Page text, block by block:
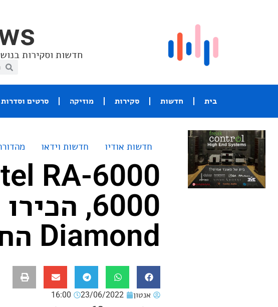
חדשות וסקירות
בית חדשות סקירות מוזיקה סרטים וסדרות
חדשות אודיו חדשות וידאו
6000,
Diamond החדשה
אנטון 23/06/2022
16:00